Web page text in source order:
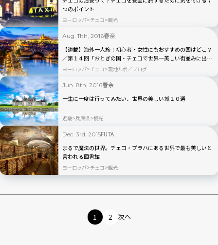
つのポイント
ヨーロッパ チェコ 観光
Aug. 11th, 2016春奈
【連載】海外一人旅！初心者・女性にもおすすめの国はどこ？
／第１４回「おとぎの国・チェコで世界一美しい街並みに出会
う」
ヨーロッパ チェコ 現地ルポ／ブログ
Jun. 8th, 2016春奈
一生に一度は行ってみたい、世界の美しい城１０選
近畿 兵庫県 観光
Dec. 3rd, 2015FUTA
まるで魔法の世界。チェコ・プラハにある世界で最も美しいと
言われる図書館
ヨーロッパ チェコ 観光
1 2 次へ